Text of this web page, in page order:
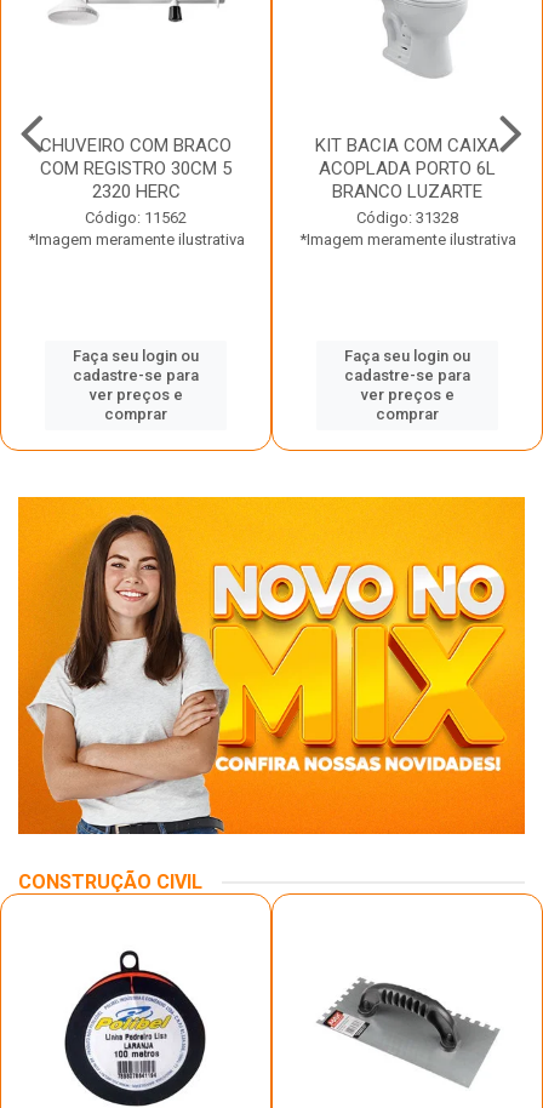
CHUVEIRO COM BRACO
COM REGISTRO 30CM 5
2320 HERC
Código: 11562
*Imagem meramente ilustrativa
Faça seu login ou
cadastre-se para
ver preços e
comprar
KIT BACIA COM CAIXA
ACOPLADA PORTO 6L
BRANCO LUZARTE
Código: 31328
*Imagem meramente ilustrativa
Faça seu login ou
cadastre-se para
ver preços e
comprar
CONSTRUÇÃO CIVIL